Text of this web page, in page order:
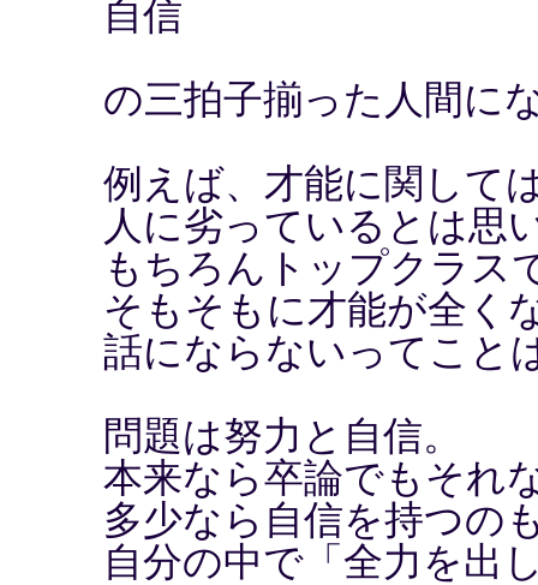
自信
の三拍子揃った人間に
例えば、才能に関して
人に劣っているとは思
もちろんトップクラス
そもそもに才能が全く
話にならないってこと
問題は努力と自信。
本来なら卒論でもそれ
多少なら自信を持つの
自分の中で「全力を出